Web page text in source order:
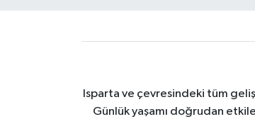
Isparta ve çevresindeki tüm
Günlük yaşamı doğrudan